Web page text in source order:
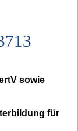
sowie
für